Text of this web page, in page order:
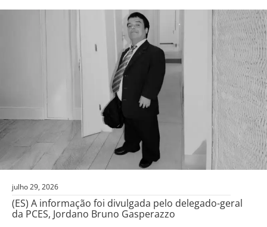
julho 29, 2026
(ES) A informação foi divulgada pelo delegado-geral
da PCES, Jordano Bruno Gasperazzo